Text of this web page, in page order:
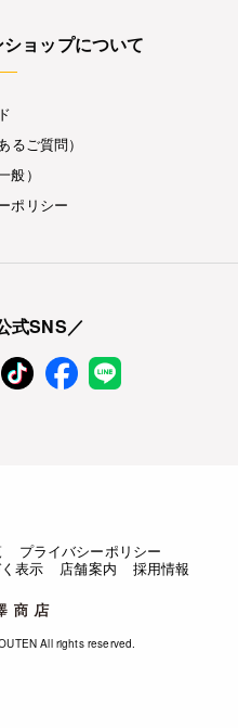
ョップについて
るご質問）
般）
ポリシー
式SNS／
プライバシーポリシー
表示
店舗案内 採用情報
All rights reserved.